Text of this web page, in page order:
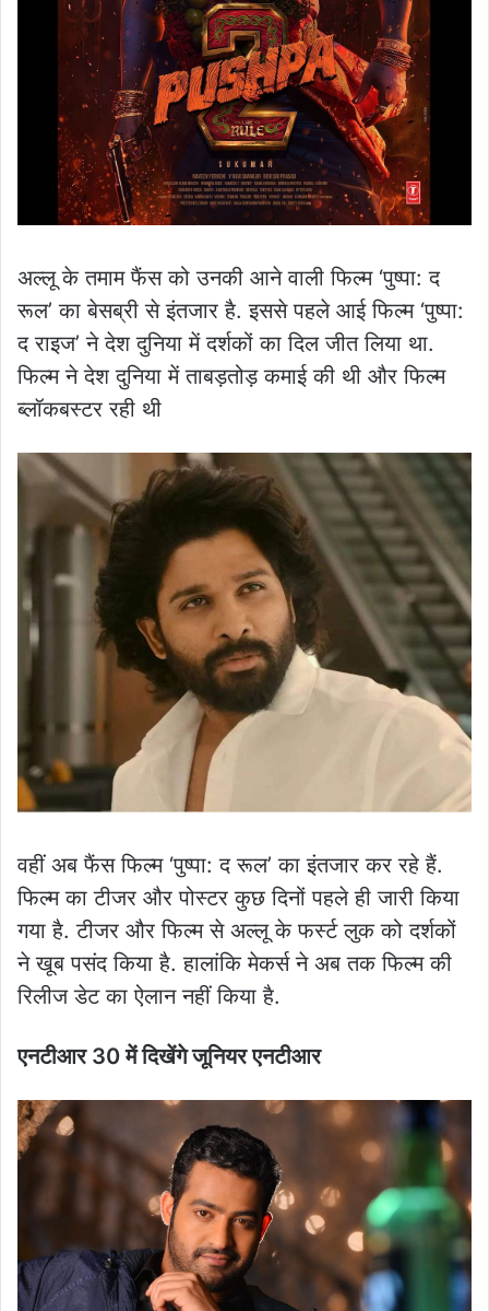
अल्लू के तमाम फैंस को उनकी आने वाली फिल्म ‘पुष्पा: द
रूल’ का बेसब्री से इंतजार है. इससे पहले आई फिल्म ‘पुष्पा:
द राइज’ ने देश दुनिया में दर्शकों का दिल जीत लिया था.
फिल्म ने देश दुनिया में ताबड़तोड़ कमाई की थी और फिल्म
ब्लॉकबस्टर रही थी
वहीं अब फैंस फिल्म ‘पुष्पा: द रूल’ का इंतजार कर रहे हैं.
फिल्म का टीजर और पोस्टर कुछ दिनों पहले ही जारी किया
गया है. टीजर और फिल्म से अल्लू के फर्स्ट लुक को दर्शकों
ने खूब पसंद किया है. हालांकि मेकर्स ने अब तक फिल्म की
रिलीज डेट का ऐलान नहीं किया है.
एनटीआर 30 में दिखेंगे जूनियर एनटीआर